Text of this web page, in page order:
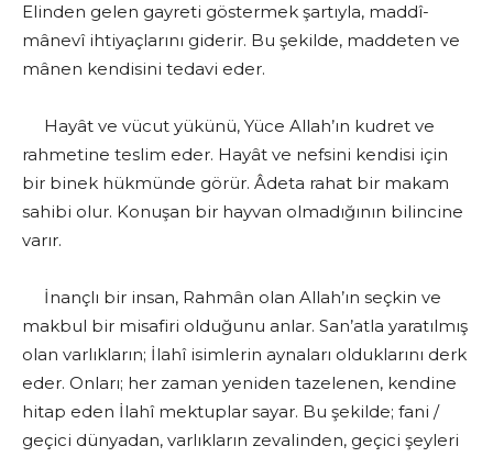
Elinden gelen gayreti göstermek şartıyla, maddî-
mânevî ihtiyaçlarını giderir. Bu şekilde, maddeten ve
mânen kendisini tedavi eder.
Hayât ve vücut yükünü, Yüce Allah’ın kudret ve
rahmetine teslim eder. Hayât ve nefsini kendisi için
bir binek hükmünde görür. Âdeta rahat bir makam
sahibi olur. Konuşan bir hayvan olmadığının bilincine
varır.
İnançlı bir insan, Rahmân olan Allah’ın seçkin ve
makbul bir misafiri olduğunu anlar. San’atla yaratılmış
olan varlıkların; İlahî isimlerin aynaları olduklarını derk
eder. Onları; her zaman yeniden tazelenen, kendine
hitap eden İlahî mektuplar sayar. Bu şekilde; fani /
geçici dünyadan, varlıkların zevalinden, geçici şeyleri